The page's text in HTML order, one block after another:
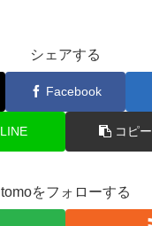
シェアする
Facebook
LINE コピー
tomoをフォローする